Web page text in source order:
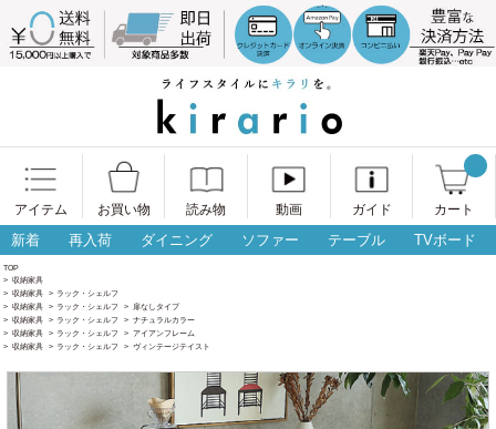
アイテム お買い物 読み物 動画 ガイド カート
新着 再入荷 ダイニング ソファー テーブル TVボード
TOP
> 収納家具
> 収納家具 > ラック・シェルフ
> 収納家具 > ラック・シェルフ > 扉なしタイプ
> 収納家具 > ラック・シェルフ > ナチュラルカラー
> 収納家具 > ラック・シェルフ > アイアンフレーム
> 収納家具 > ラック・シェルフ > ヴィンテージテイスト